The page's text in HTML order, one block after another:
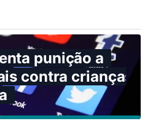
punição a
contra crianças